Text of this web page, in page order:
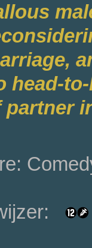
head-
partner